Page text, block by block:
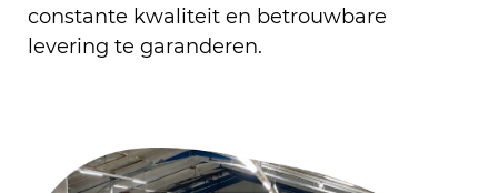
constante kwaliteit en betrouwbare
levering te garanderen.